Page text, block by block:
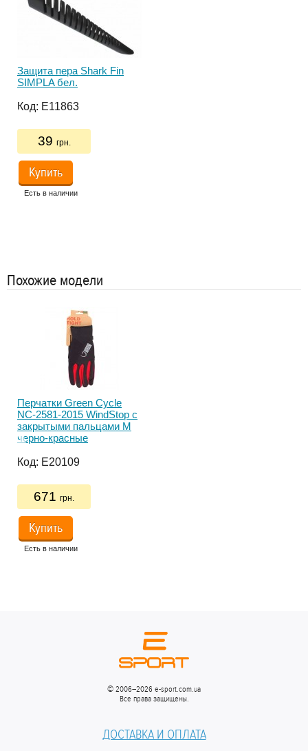
Защита пера Shark Fin
SIMPLA бел.
Код: E11863
39 грн.
Купить
Есть в наличии
Похожие модели
Перчатки Green Cycle
NC-2581-2015 WindStop с
закрытыми пальцами M
черно-красные
Код: E20109
671 грн.
Купить
Есть в наличии
© 2006–2026 e-sport.com.ua
Все права защищены.
ДОСТАВКА И ОПЛАТА